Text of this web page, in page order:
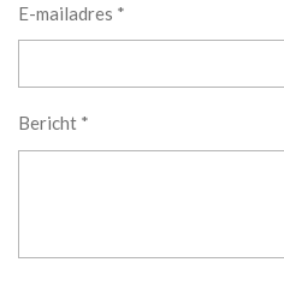
E-mailadres *
Bericht *